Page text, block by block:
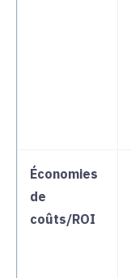
Économies
de
coûts/ROI